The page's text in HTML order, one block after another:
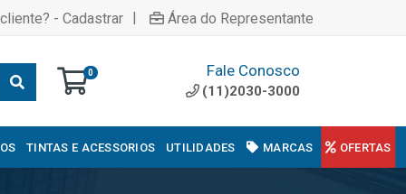
- Cadastrar | Área do Representante
0 Fale Conosco
(11)2030-3000
TINTAS E ACESSORIOS UTILIDADES MARCAS OFERTAS